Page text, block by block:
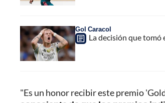
Gol Caracol
La decisión que
"Es un honor recibir este premio